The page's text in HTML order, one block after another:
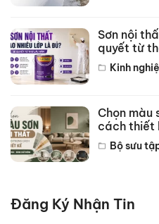
Sơn nội
quyết từ
Kinh
Chọn màu
cách thiết
Bộ sưu
Đăng Ký Nhận Tin